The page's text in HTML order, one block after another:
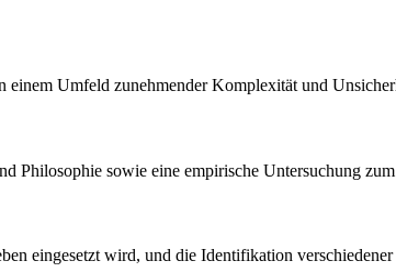
Umfeld zunehmender Komplexität und
Philosophie sowie eine empirische Untersuchung
eingesetzt wird, und die Identifikation verschiedener